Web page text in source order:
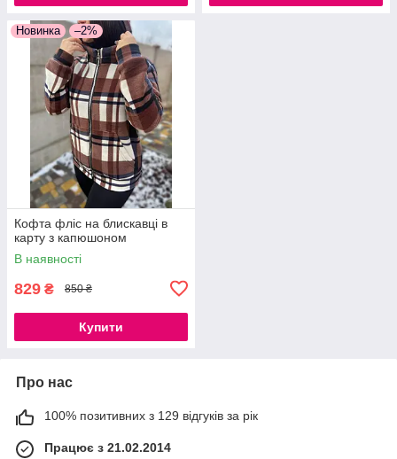
Новинка –2%
Кофта фліс на блискавці в
карту з капюшоном
В наявності
829 ₴ 850 ₴
Купити
Про нас
100% позитивних з 129 відгуків за рік
Працює з 21.02.2014